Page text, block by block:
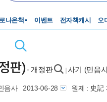
나온책 이벤트 전자책캐시 오
판)- 개정판 사기 (민음
음사 2013-06-28 원제 : 史記